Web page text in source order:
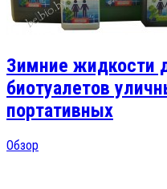
Зимние жидкости
биотуалетов
портативных
Обзор